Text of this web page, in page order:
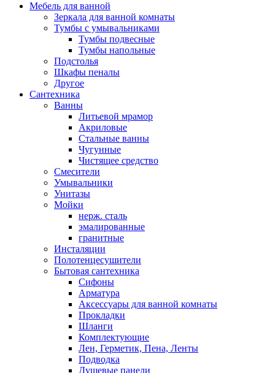
Мебель для ванной
Зеркала для ванной комнаты
Тумбы с умывальниками
Тумбы подвесные
Тумбы напольные
Подстолья
Шкафы пеналы
Другое
Сантехника
Ванны
Литьевой мрамор
Акриловые
Стальные ванны
Чугунные
Чистящее средство
Смесители
Умывальники
Унитазы
Мойки
нерж. сталь
эмалированные
гранитные
Инсталяции
Полотенцесушители
Бытовая сантехника
Сифоны
Арматура
Аксессуары для ванной комнаты
Прокладки
Шланги
Комплектующие
Лен, Герметик, Пена, Ленты
Подводка
Душевые панели